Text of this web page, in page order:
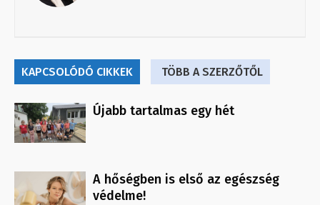
KAPCSOLÓDÓ CIKKEK TÖBB A SZERZŐTŐL
Újabb tartalmas egy hét
A hőségben is első az egészség
védelme!